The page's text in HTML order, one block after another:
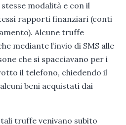
modalità e con il
rapporti finanziari (conti
Alcune truffe
mediante l’invio di SMS alle
che si spacciavano per i
il telefono, chiedendo il
beni acquistati dai
truffe venivano subito